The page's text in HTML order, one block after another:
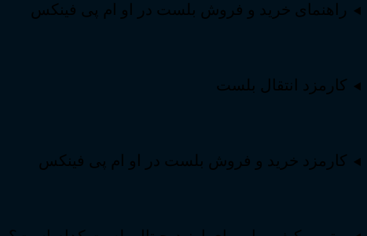
راهنمای خرید و فروش بلست در او ام پی فینکس
کارمزد انتقال بلست
کارمزد خرید و فروش بلست در او ام پی فینکس